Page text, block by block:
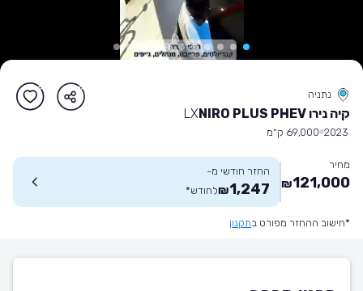
נתניה
קיה נירו NIRO PLUS PHEV LX
2023 69,000 ק״מ
מחיר
121,000
₪
החזר חודשי מ-
1,247
₪לחודש*
*חישוב ההחזר מפורט בתקנון